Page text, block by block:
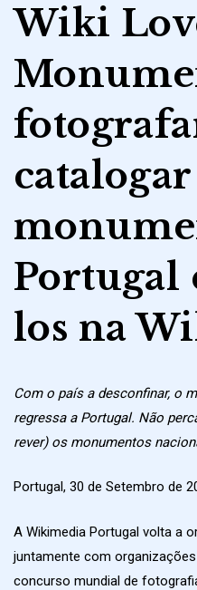
Wiki
Portugal
los na
Com o país a desconfinar, o
regressa a Portugal. Não
rever) os monumentos
Portugal, 30 de Setembro de
A Wikimedia Portugal volta a
juntamente com
concurso mundial de